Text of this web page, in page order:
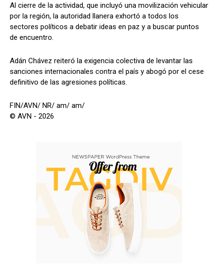
Al cierre de la actividad, que incluyó una movilización vehicular
por la región, la autoridad llanera exhortó a todos los
sectores políticos a debatir ideas en paz y a buscar puntos
de encuentro.
Adán Chávez reiteró la exigencia colectiva de levantar las
sanciones internacionales contra el país y abogó por el cese
definitivo de las agresiones políticas.
FIN/AVN/ NR/ am/ am/
© AVN - 2026